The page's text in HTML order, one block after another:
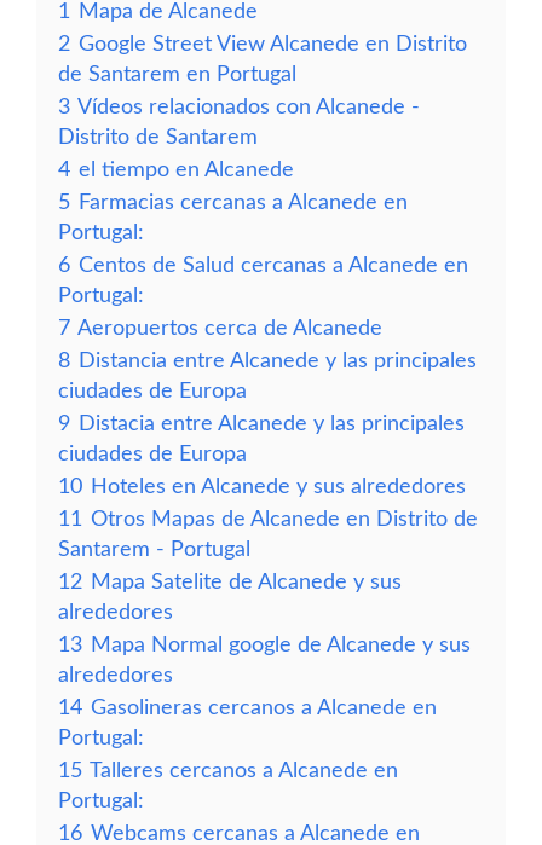
1
Mapa de Alcanede
2 Google Street View Alcanede en Distrito
de Santarem en Portugal
3 Vídeos relacionados con Alcanede -
Distrito de Santarem
4 el tiempo en Alcanede
5 Farmacias cercanas a Alcanede en
Portugal:
6 Centos de Salud cercanas a Alcanede en
Portugal:
7 Aeropuertos cerca de Alcanede
8 Distancia entre Alcanede y las principales
ciudades de Europa
9 Distacia entre Alcanede y las principales
ciudades de Europa
10 Hoteles en Alcanede y sus alrededores
11 Otros Mapas de Alcanede en Distrito de
Santarem - Portugal
12 Mapa Satelite de Alcanede y sus
alrededores
13 Mapa Normal google de Alcanede y sus
alrededores
14 Gasolineras cercanos a Alcanede en
Portugal:
15 Talleres cercanos a Alcanede en
Portugal:
16 Webcams cercanas a Alcanede en